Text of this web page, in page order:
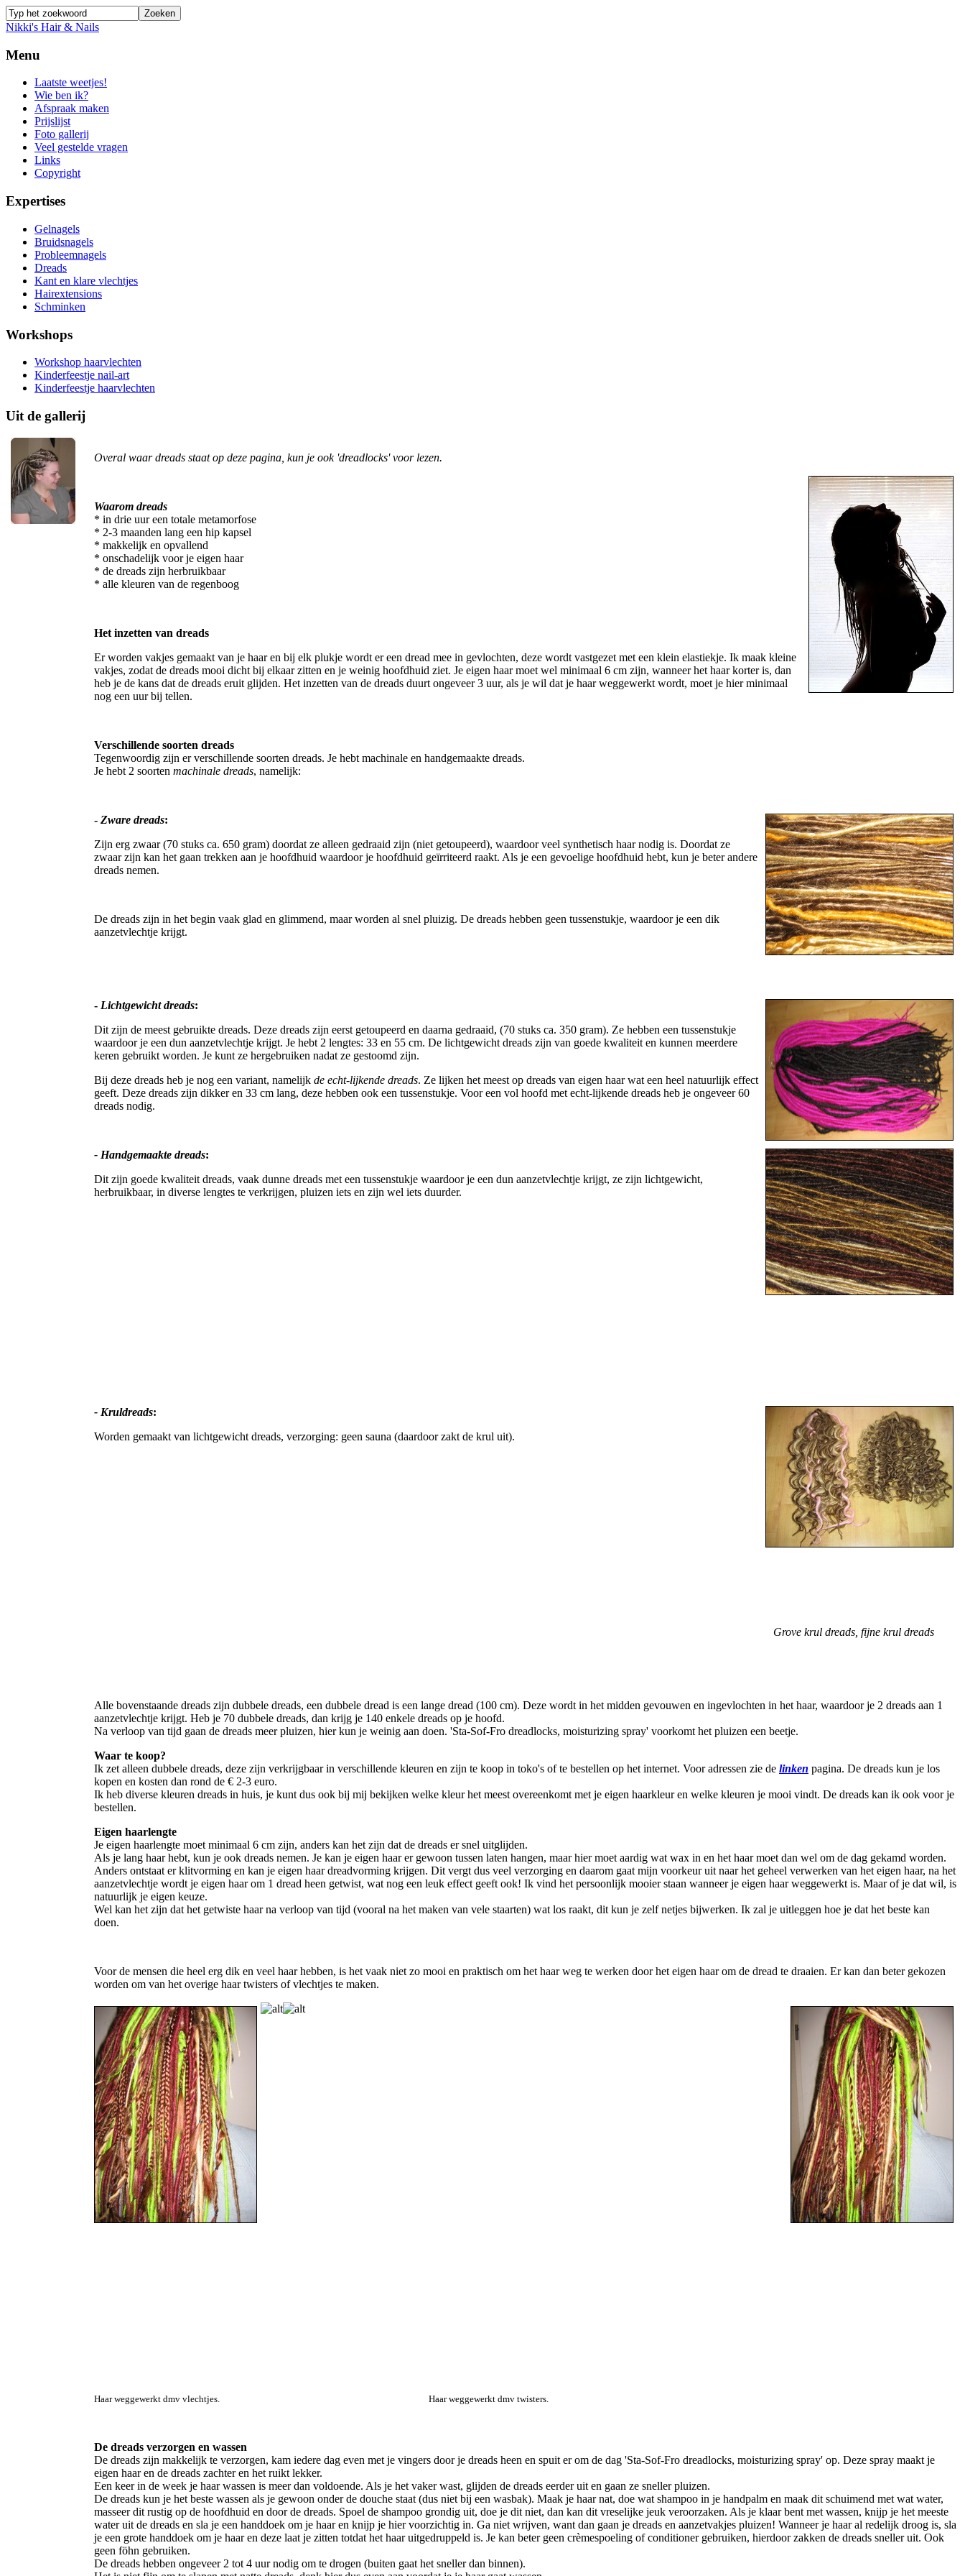
Nikki's Hair & Nails
Menu
Laatste weetjes!
Wie ben ik?
Afspraak maken
Prijslijst
Foto gallerij
Veel gestelde vragen
Links
Copyright
Expertises
Gelnagels
Bruidsnagels
Probleemnagels
Dreads
Kant en klare vlechtjes
Hairextensions
Schminken
Workshops
Workshop haarvlechten
Kinderfeestje nail-art
Kinderfeestje haarvlechten
Uit de gallerij
Overal waar dreads staat op deze pagina, kun je ook 'dreadlocks' voor lezen.
Waarom dreads
* in drie uur een totale metamorfose
* 2-3 maanden lang een hip kapsel
* makkelijk en opvallend
* onschadelijk voor je eigen haar
* de dreads zijn herbruikbaar
* alle kleuren van de regenboog
Het inzetten van dreads
Er worden vakjes gemaakt van je haar en bij elk plukje wordt er een dread mee in gevlochten, deze wordt vastgezet met een klein elastiekje. Ik maak kleine
vakjes, zodat de dreads mooi dicht bij elkaar zitten en je weinig hoofdhuid ziet. Je eigen haar moet wel minimaal 6 cm zijn, wanneer het haar korter is, dan
heb je de kans dat de dreads eruit glijden. Het inzetten van de dreads duurt ongeveer 3 uur, als je wil dat je haar weggewerkt wordt, moet je hier minimaal
nog een uur bij tellen.
Verschillende soorten dreads
Tegenwoordig zijn er verschillende soorten dreads. Je hebt machinale en handgemaakte dreads.
Je hebt 2 soorten machinale dreads, namelijk:
- Zware dreads:
Zijn erg zwaar (70 stuks ca. 650 gram) doordat ze alleen gedraaid zijn (niet getoupeerd), waardoor veel synthetisch haar nodig is. Doordat ze
zwaar zijn kan het gaan trekken aan je hoofdhuid waardoor je hoofdhuid geïrriteerd raakt. Als je een gevoelige hoofdhuid hebt, kun je beter andere
dreads nemen.
De dreads zijn in het begin vaak glad en glimmend, maar worden al snel pluizig. De dreads hebben geen tussenstukje, waardoor je een dik
aanzetvlechtje krijgt.
- Lichtgewicht dreads:
Dit zijn de meest gebruikte dreads. Deze dreads zijn eerst getoupeerd en daarna gedraaid, (70 stuks ca. 350 gram). Ze hebben een tussenstukje
waardoor je een dun aanzetvlechtje krijgt. Je hebt 2 lengtes: 33 en 55 cm. De lichtgewicht dreads zijn van goede kwaliteit en kunnen meerdere
keren gebruikt worden. Je kunt ze hergebruiken nadat ze gestoomd zijn.
Bij deze dreads heb je nog een variant, namelijk de echt-lijkende dreads. Ze lijken het meest op dreads van eigen haar wat een heel natuurlijk effect
geeft. Deze dreads zijn dikker en 33 cm lang, deze hebben ook een tussenstukje. Voor een vol hoofd met echt-lijkende dreads heb je ongeveer 60
dreads nodig.
- Handgemaakte dreads:
Dit zijn goede kwaliteit dreads, vaak dunne dreads met een tussenstukje waardoor je een dun aanzetvlechtje krijgt, ze zijn lichtgewicht,
herbruikbaar, in diverse lengtes te verkrijgen, pluizen iets en zijn wel iets duurder.
- Kruldreads:
Worden gemaakt van lichtgewicht dreads, verzorging: geen sauna (daardoor zakt de krul uit).
Grove krul dreads, fijne krul dreads
Alle bovenstaande dreads zijn dubbele dreads, een dubbele dread is een lange dread (100 cm). Deze wordt in het midden gevouwen en ingevlochten in het haar, waardoor je 2 dreads aan 1
aanzetvlechtje krijgt. Heb je 70 dubbele dreads, dan krijg je 140 enkele dreads op je hoofd.
Na verloop van tijd gaan de dreads meer pluizen, hier kun je weinig aan doen. 'Sta-Sof-Fro dreadlocks, moisturizing spray' voorkomt het pluizen een beetje.
Waar te koop?
Ik zet alleen dubbele dreads, deze zijn verkrijgbaar in verschillende kleuren en zijn te koop in toko's of te bestellen op het internet. Voor adressen zie de linken pagina. De dreads kun je los
kopen en kosten dan rond de € 2-3 euro.
Ik heb diverse kleuren dreads in huis, je kunt dus ook bij mij bekijken welke kleur het meest overeenkomt met je eigen haarkleur en welke kleuren je mooi vindt. De dreads kan ik ook voor je
bestellen.
Eigen haarlengte
Je eigen haarlengte moet minimaal 6 cm zijn, anders kan het zijn dat de dreads er snel uitglijden.
Als je lang haar hebt, kun je ook dreads nemen. Je kan je eigen haar er gewoon tussen laten hangen, maar hier moet aardig wat wax in en het haar moet dan wel om de dag gekamd worden.
Anders ontstaat er klitvorming en kan je eigen haar dreadvorming krijgen. Dit vergt dus veel verzorging en daarom gaat mijn voorkeur uit naar het geheel verwerken van het eigen haar, na het
aanzetvlechtje wordt je eigen haar om 1 dread heen getwist, wat nog een leuk effect geeft ook! Ik vind het persoonlijk mooier staan wanneer je eigen haar weggewerkt is. Maar of je dat wil, is
natuurlijk je eigen keuze.
Wel kan het zijn dat het getwiste haar na verloop van tijd (vooral na het maken van vele staarten) wat los raakt, dit kun je zelf netjes bijwerken. Ik zal je uitleggen hoe je dat het beste kan
doen.
Voor de mensen die heel erg dik en veel haar hebben, is het vaak niet zo mooi en praktisch om het haar weg te werken door het eigen haar om de dread te draaien. Er kan dan beter gekozen
worden om van het overige haar twisters of vlechtjes te maken.
Haar weggewerkt dmv vlechtjes. Haar weggewerkt dmv twisters.
De dreads verzorgen en wassen
De dreads zijn makkelijk te verzorgen, kam iedere dag even met je vingers door je dreads heen en spuit er om de dag 'Sta-Sof-Fro dreadlocks, moisturizing spray' op. Deze spray maakt je
eigen haar en de dreads zachter en het ruikt lekker.
Een keer in de week je haar wassen is meer dan voldoende. Als je het vaker wast, glijden de dreads eerder uit en gaan ze sneller pluizen.
De dreads kun je het beste wassen als je gewoon onder de douche staat (dus niet bij een wasbak). Maak je haar nat, doe wat shampoo in je handpalm en maak dit schuimend met wat water,
masseer dit rustig op de hoofdhuid en door de dreads. Spoel de shampoo grondig uit, doe je dit niet, dan kan dit vreselijke jeuk veroorzaken. Als je klaar bent met wassen, knijp je het meeste
water uit de dreads en sla je een handdoek om je haar en knijp je hier voorzichtig in. Ga niet wrijven, want dan gaan je dreads en aanzetvakjes pluizen! Wanneer je haar al redelijk droog is, sla
je een grote handdoek om je haar en deze laat je zitten totdat het haar uitgedruppeld is. Je kan beter geen crèmespoeling of conditioner gebruiken, hierdoor zakken de dreads sneller uit. Ook
geen föhn gebruiken.
De dreads hebben ongeveer 2 tot 4 uur nodig om te drogen (buiten gaat het sneller dan binnen).